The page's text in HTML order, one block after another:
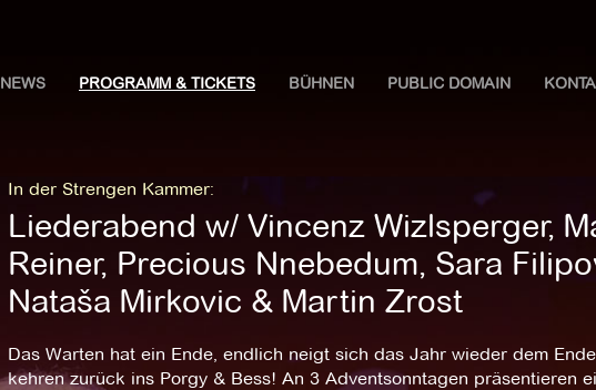
NEWS PROGRAMM & TICKETS BÜHNEN PUBLIC DOMAIN
In der Strengen Kammer:
Liederabend w/ Vincenz Wizlsperger,
Reiner, Precious Nnebedum, Sara
Nataša Mirkovic & Martin Zrost
Das Warten hat ein Ende, endlich neigt sich das Jahr wieder dem
kehren zurück ins Porgy & Bess! An 3 Adventsonntagen präsentieren